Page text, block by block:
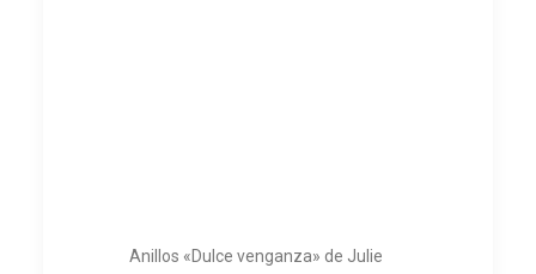
Anillos «Dulce venganza» de Julie